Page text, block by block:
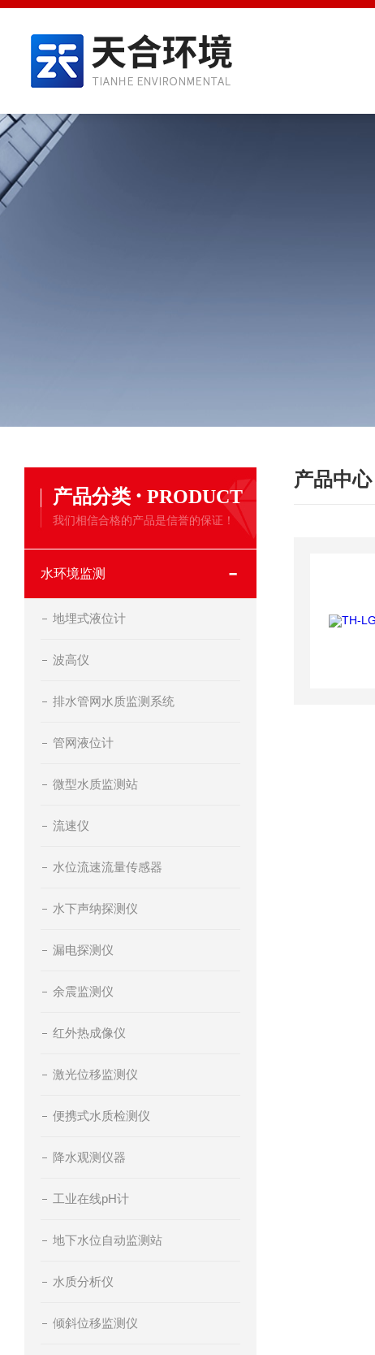
产品分类 · PRODUCT
我们相信合格的产品是信誉的保证！
水环境监测
地埋式液位计
波高仪
排水管网水质监测系统
管网液位计
微型水质监测站
流速仪
水位流速流量传感器
水下声纳探测仪
漏电探测仪
余震监测仪
红外热成像仪
激光位移监测仪
便携式水质检测仪
降水观测仪器
工业在线pH计
地下水位自动监测站
水质分析仪
倾斜位移监测仪
产品中心